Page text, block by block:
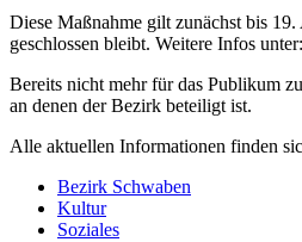
Diese Maßnahme gilt zunächst bis
geschlossen bleibt. Weitere Infos unter:
Bereits nicht mehr für das Publikum
an denen der Bezirk beteiligt ist.
Alle aktuellen Informationen finden
Bezirk Schwaben
Kultur
Soziales